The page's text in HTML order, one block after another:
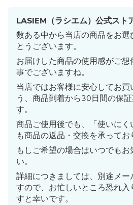
LASIEM（ラシエム）公式スト
数ある中から当店の商品をお
とうございます。
お届けした商品の使用感がご
事でございますね。
当店ではお客様に安心してお
う、商品到着から30日間の保
す。
商品ご使用後でも、「使いに
も商品の返品・交換を承ってお
もしご希望の場合はいつでも
い。
詳細につきましては、別途メー
すので、お忙しいところ恐れ入
すと幸いです。